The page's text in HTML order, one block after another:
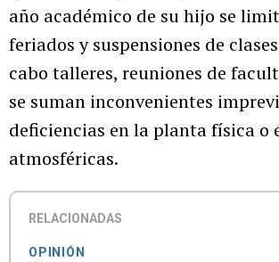
año académico de su hijo se
feriados y suspensiones de
cabo talleres, reuniones de
se suman inconvenientes
deficiencias en la planta física o
atmosféricas.
RELACIONADAS
OPINIÓN